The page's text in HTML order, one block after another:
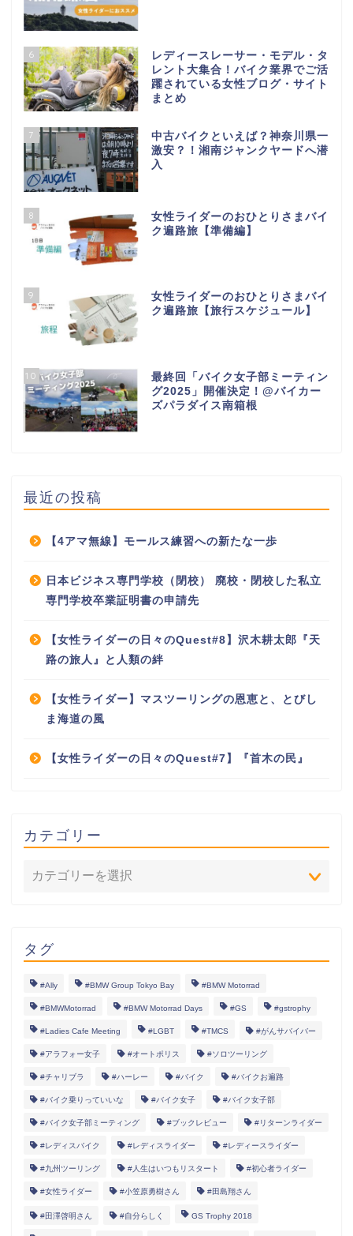
6
レディースレーサー・モデル・タ
レント大集合！バイク業界でご活
躍されている女性ブログ・サイト
まとめ
7
中古バイクといえば？神奈川県一
激安？！湘南ジャンクヤードへ潜
入
8
女性ライダーのおひとりさまバイ
ク遍路旅【準備編】
9
女性ライダーのおひとりさまバイ
ク遍路旅【旅行スケジュール】
10
最終回「バイク女子部ミーティン
グ2025」開催決定！@バイカー
ズパラダイス南箱根
最近の投稿
【4アマ無線】モールス練習への新たな一歩
日本ビジネス専門学校（閉校） 廃校・閉校した私立
専門学校卒業証明書の申請先
【女性ライダーの日々のQuest#8】沢木耕太郎『天
路の旅人』と人類の絆
【女性ライダー】マスツーリングの恩恵と、とびし
ま海道の風
【女性ライダーの日々のQuest#7】『首木の民』
カテゴリー
タグ
#Ally #BMW Group Tokyo Bay #BMW Motorrad
#BMWMotorrad #BMW Motorrad Days #GS #gstrophy
#Ladies Cafe Meeting #LGBT #TMCS #がんサバイバー
#アラフォー女子 #オートポリス #ソロツーリング
#チャリブラ #ハーレー #バイク #バイクお遍路
#バイク乗りっていいな #バイク女子 #バイク女子部
#バイク女子部ミーティング #ブックレビュー #リターンライダー
#レディスバイク #レディスライダー #レディースライダー
#九州ツーリング #人生はいつもリスタート #初心者ライダー
#女性ライダー #小笠原勇樹さん #田島翔さん
#田澤啓明さん #自分らしく GS Trophy 2018